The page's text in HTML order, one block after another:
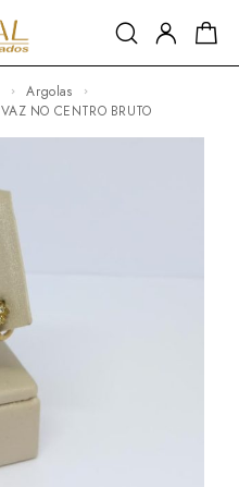
Argolas
NO CENTRO BRUTO